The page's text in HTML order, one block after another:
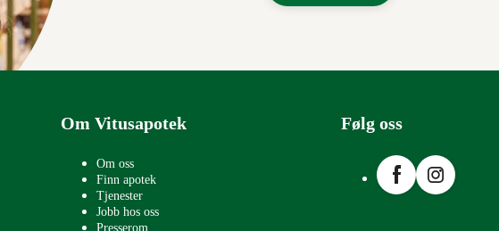
Om Vitusapotek
Om oss
Finn apotek
Tjenester
Jobb hos oss
Presserom
Følg oss
FacebookInstagram